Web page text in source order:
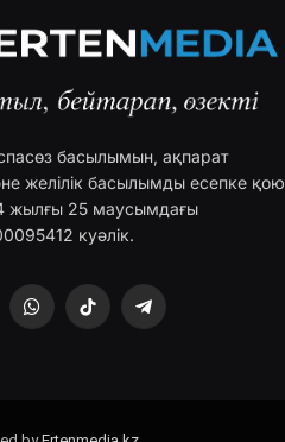
басылымын, ақпарат
желілік басылымды есепке қою
жылғы 25 маусымдағы
куәлік.
WhatsAppTikTok Telegram